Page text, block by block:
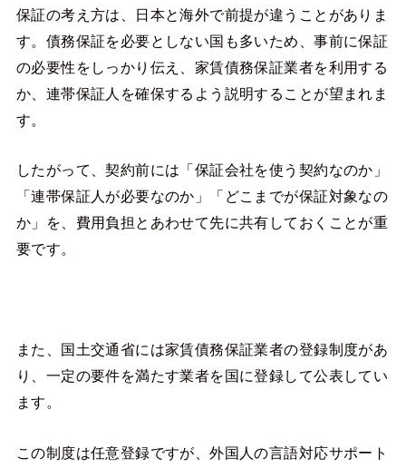
保証の考え方は、日本と海外で前提が違うことがありま
す。債務保証を必要としない国も多いため、事前に保証
の必要性をしっかり伝え、家賃債務保証業者を利用する
か、連帯保証人を確保するよう説明することが望まれま
す。
したがって、契約前には「保証会社を使う契約なのか」
「連帯保証人が必要なのか」「どこまでが保証対象なの
か」を、費用負担とあわせて先に共有しておくことが重
要です。
また、国土交通省には家賃債務保証業者の登録制度があ
り、一定の要件を満たす業者を国に登録して公表してい
ます。
この制度は任意登録ですが、外国人の言語対応サポート